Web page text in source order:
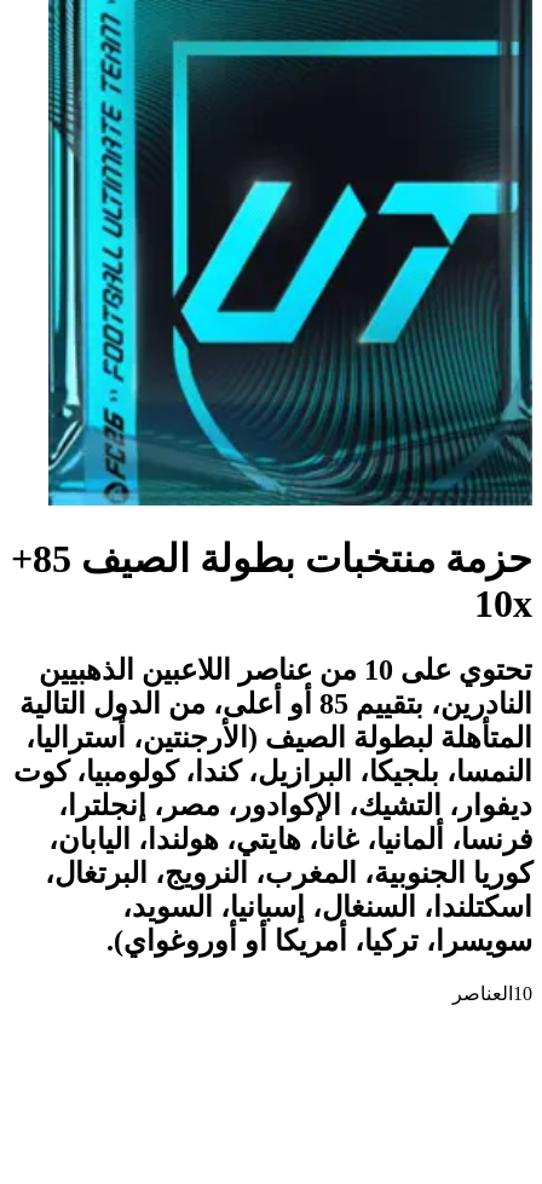
حزمة منتخبات بطولة الصيف 85+
10x
تحتوي على 10 من عناصر اللاعبين الذهبيين
النادرين، بتقييم 85 أو أعلى، من الدول التالية
المتأهلة لبطولة الصيف (الأرجنتين، أستراليا،
النمسا، بلجيكا، البرازيل، كندا، كولومبيا، كوت
ديفوار، التشيك، الإكوادور، مصر، إنجلترا،
فرنسا، ألمانيا، غانا، هايتي، هولندا، اليابان،
كوريا الجنوبية، المغرب، النرويج، البرتغال،
اسكتلندا، السنغال، إسبانيا، السويد،
سويسرا، تركيا، أمريكا أو أوروغواي).
10 العناصر